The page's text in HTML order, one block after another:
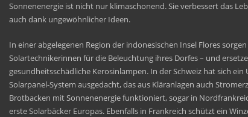
Sonnenenergie ist nicht nur klimaschonend. Sie verbessert das
auch dank ungewöhnlicher Ideen.
In einer abgelegenen Region der indonesischen Insel Flores
Solartechnikerinnen für die Beleuchtung ihres Dorfes – und
gesundheitsschädliche Kerosinlampen. In der Schweiz hat sich
Solarpanel-System ausgedacht, das aus Kläranlagen auch
Brotbacken mit Sonnenenergie funktioniert, sogar in
erste Solarbäcker Europas. Ebenfalls in Frankreich schützt ein